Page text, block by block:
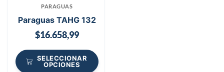
PARAGUAS
Paraguas TAHG 132
$16.658,99
SELECCIONAR
OPCIONES